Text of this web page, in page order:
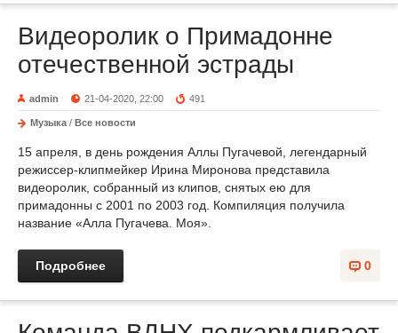
Видеоролик о Примадонне
отечественной эстрады
admin 21-04-2020, 22:00 491
Музыка / Все новости
15 апреля, в день рождения Аллы Пугачевой, легендарный
режиссер-клипмейкер Ирина Миронова представила
видеоролик, собранный из клипов, снятых ею для
примадонны с 2001 по 2003 год. Компиляция получила
название «Алла Пугачева. Моя».
0
Подробнее